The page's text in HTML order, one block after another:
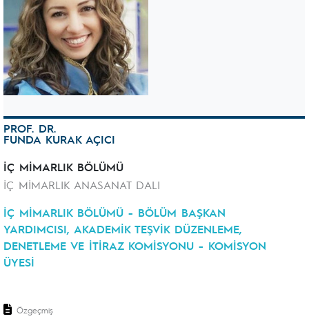
PROF. DR.
FUNDA KURAK AÇICI
İÇ MİMARLIK BÖLÜMÜ
İÇ MİMARLIK ANASANAT DALI
İÇ MİMARLIK BÖLÜMÜ - BÖLÜM BAŞKAN
YARDIMCISI, AKADEMİK TEŞVİK DÜZENLEME,
DENETLEME VE İTİRAZ KOMİSYONU - KOMİSYON
ÜYESİ
Özgeçmiş